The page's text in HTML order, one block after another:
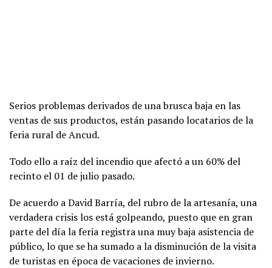
Serios problemas derivados de una brusca baja en las
ventas de sus productos, están pasando locatarios de la
feria rural de Ancud.
Todo ello a raíz del incendio que afectó a un 60% del
recinto el 01 de julio pasado.
De acuerdo a David Barría, del rubro de la artesanía, una
verdadera crisis los está golpeando, puesto que en gran
parte del día la feria registra una muy baja asistencia de
público, lo que se ha sumado a la disminución de la visita
de turistas en época de vacaciones de invierno.